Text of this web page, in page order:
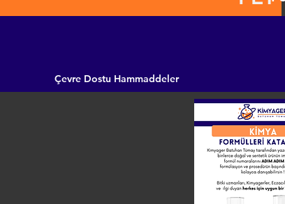
Çevre Dostu Hammaddeler